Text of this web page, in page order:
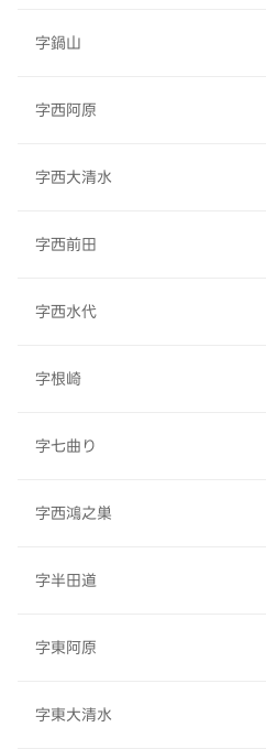
字鍋山
字西阿原
字西大清水
字西前田
字西水代
字根崎
字七曲り
字西鴻之巣
字半田道
字東阿原
字東大清水